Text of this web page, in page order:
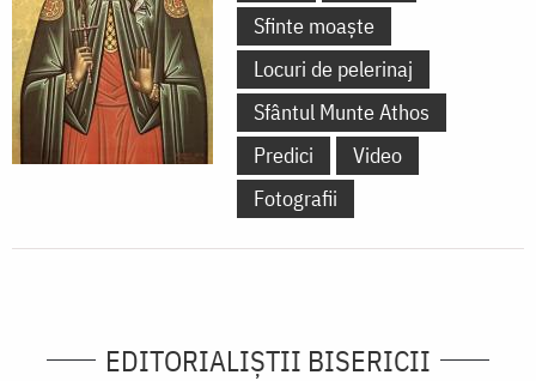
Sfinte moaște
Locuri de pelerinaj
Sfântul Munte Athos
Predici
Video
Fotografii
EDITORIALIȘTII BISERICII